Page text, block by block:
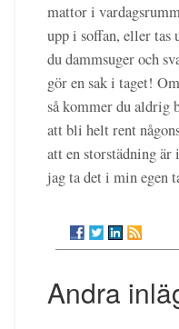
mattor i
upp i soffan, eller tas
du dammsuger och
gör en sak i taget!
så kommer du aldrig
att bli helt rent
att en storstädning är
jag ta det i min egen
Andra